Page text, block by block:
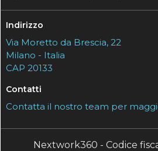
Indirizzo
Via Moretto da Brescia, 22
Milano - Italia
CAP 20133
Contatti
Contatta il nostro team per
Nextwork360 - Codice